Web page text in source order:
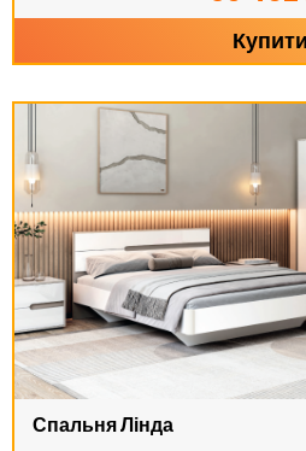
Купити
Спальня Лінда